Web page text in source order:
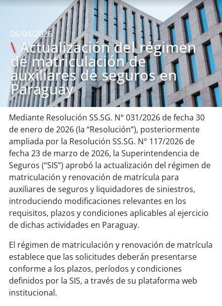
06/04/2026
\ Actualización del régimen
de matriculación de
auxiliares de seguros en
Paraguay
Mediante Resolución SS.SG. N° 031/2026 de fecha 30
de enero de 2026 (la “Resolución”), posteriormente
ampliada por la Resolución SS.SG. N° 117/2026 de
fecha 23 de marzo de 2026, la Superintendencia de
Seguros (“SIS”) aprobó la actualización del régimen de
matriculación y renovación de matrícula para
auxiliares de seguros y liquidadores de siniestros,
introduciendo modificaciones relevantes en los
requisitos, plazos y condiciones aplicables al ejercicio
de dichas actividades en Paraguay.
El régimen de matriculación y renovación de matrícula
establece que las solicitudes deberán presentarse
conforme a los plazos, períodos y condiciones
definidos por la SIS, a través de su plataforma web
institucional.